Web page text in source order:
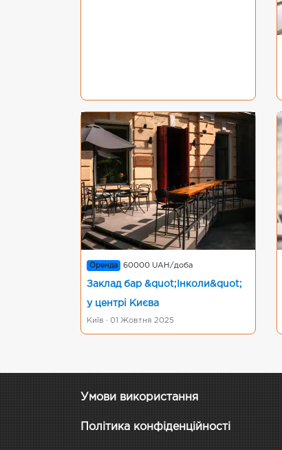
Оренда 60000 UAH/доба
Заклад бар &quot;Інколи&quot;
у центрі Києва
Київ · 01 Жовтня 2025
Умови використання
Політика конфіденційності